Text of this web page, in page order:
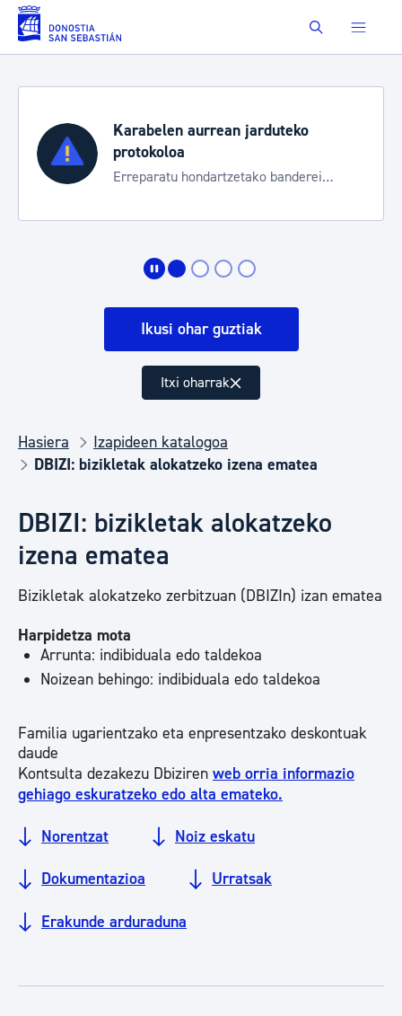
Eduki nagusira joan Buscar
Karabelen aurrean jarduteko
protokoloa
Erreparatu hondartzetako banderei
Ikusi ohar guztiak
Itxi oharrak
Hasiera
Izapideen katalogoa
DBIZI: bizikletak alokatzeko izena ematea
DBIZI: bizikletak alokatzeko
izena ematea
Bizikletak alokatzeko zerbitzuan (DBIZIn) izan ematea
Harpidetza mota
Arrunta: indibiduala edo taldekoa
Noizean behingo: indibiduala edo taldekoa
Familia ugarientzako eta enpresentzako deskontuak
daude
Kontsulta dezakezu Dbiziren web orria informazio
gehiago eskuratzeko edo alta emateko.
Norentzat Noiz eskatu
Dokumentazioa Urratsak
Erakunde arduraduna